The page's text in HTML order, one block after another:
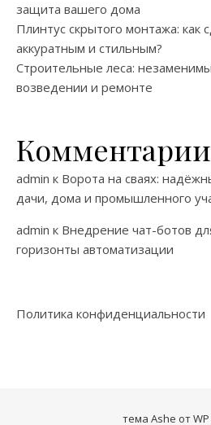
защита вашего дома
Плинтус скрытого монтажа: как
аккуратным и стильным?
Строительные леса:
возведении и ремонте
Комментарии
admin к Ворота на сваях:
дачи, дома и промышленного
admin к Внедрение чат-ботов
горизонты автоматизации
Политика конфиденциальности
тема Ashe от